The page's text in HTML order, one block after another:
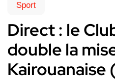
Sport
Direct : le
double la
Kairouanaise